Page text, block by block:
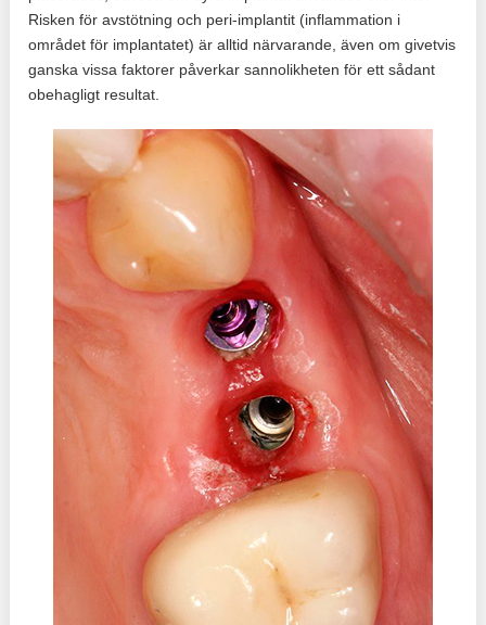
Risken för avstötning och peri-implantit (inflammation i
området för implantatet) är alltid närvarande, även om givetvis
ganska vissa faktorer påverkar sannolikheten för ett sådant
obehagligt resultat.